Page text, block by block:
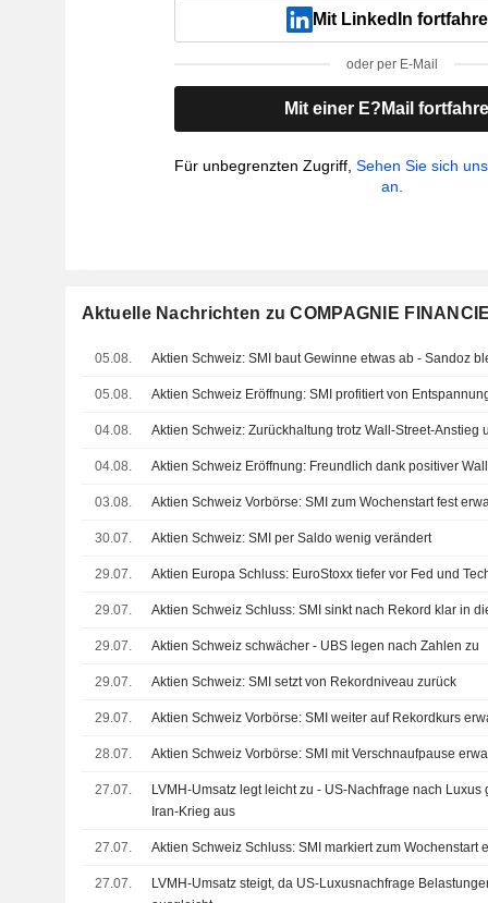
Mit LinkedIn
oder per E-Mail
Mit einer E?Mail
Für unbegrenzten Zugriff,Sehen Sie sich
an.
Aktuelle Nachrichten zu COMPAGNIE
05.08. Aktien Schweiz: SMI baut Gewinne etwas ab - Sandoz
05.08. Aktien Schweiz Eröffnung: SMI profitiert von
04.08. Aktien Schweiz: Zurückhaltung trotz Wall-Street-Anstieg
04.08. Aktien Schweiz Eröffnung: Freundlich dank positiver
03.08. Aktien Schweiz Vorbörse: SMI zum Wochenstart fest
30.07. Aktien Schweiz: SMI per Saldo wenig verändert
29.07. Aktien Europa Schluss: EuroStoxx tiefer vor Fed und
29.07. Aktien Schweiz Schluss: SMI sinkt nach Rekord klar in
29.07. Aktien Schweiz schwächer - UBS legen nach Zahlen zu
29.07. Aktien Schweiz: SMI setzt von Rekordniveau zurück
29.07. Aktien Schweiz Vorbörse: SMI weiter auf Rekordkurs
28.07. Aktien Schweiz Vorbörse: SMI mit Verschnaufpause
27.07.
LVMH-Umsatz legt leicht zu - US-Nachfrage nach
Iran-Krieg aus
27.07. Aktien Schweiz Schluss: SMI markiert zum Wochenstart
27.07.
LVMH-Umsatz steigt, da US-Luxusnachfrage